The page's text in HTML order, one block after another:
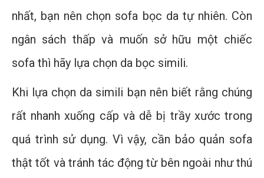
nhất, bạn nên chọn sofa bọc da tự nhiên. Còn
ngân sách thấp và muốn sở hữu một chiếc
sofa thì hãy lựa chọn da bọc simili.
Khi lựa chọn da simili bạn nên biết rằng chúng
rất nhanh xuống cấp và dễ bị trầy xước trong
quá trình sử dụng. Vì vậy, cần bảo quản sofa
thật tốt và tránh tác động từ bên ngoài như thú